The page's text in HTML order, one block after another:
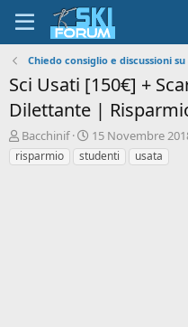
Chiedo consiglio e discussioni
Sci Usati [150€] +
Dilettante |
A
u
t
Bacchinif
D
a
t
15 Novembre
risparmio
studenti usata